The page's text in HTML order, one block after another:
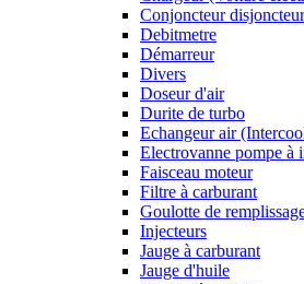
Conjoncteur disjoncteur
Debitmetre
Démarreur
Divers
Doseur d'air
Durite de turbo
Echangeur air
Electrovanne pompe à
Faisceau moteur
Filtre à carburant
Goulotte de
Injecteurs
Jauge à carburant
Jauge d'huile